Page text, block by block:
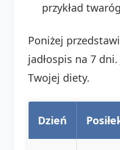
przykład
Poniżej
jadłospis na 7
Twojej diety.
Dzień